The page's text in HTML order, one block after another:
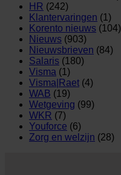
HR (242)
Klantervaringen (1)
Korento nieuws (104)
Nieuws (903)
Nieuwsbrieven (84)
Salaris (180)
Visma (1)
Visma|Raet (4)
WAB (19)
Wetgeving (99)
WKR (7)
Youforce (6)
Zorg en welzijn (28)